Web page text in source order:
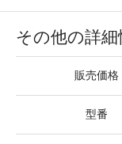
その他の詳細
販売価格
型番